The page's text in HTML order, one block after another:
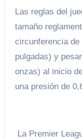
Las reglas del
tamaño
circunferencia
pulgadas) y
onzas) al inicio
una presión de
La Premier